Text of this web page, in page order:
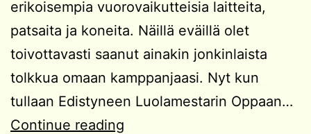
erikoisempia vuorovaikutteisia laitteita,
patsaita ja koneita. Näillä eväillä olet
toivottavasti saanut ainakin jonkinlaista
tolkkua omaan kamppanjaasi. Nyt kun
tullaan Edistyneen Luolamestarin Oppaan…
Continue reading